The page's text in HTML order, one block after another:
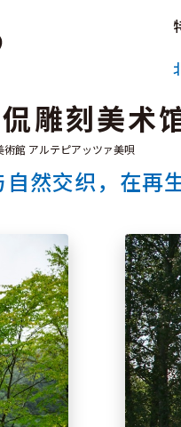
Hokkaido Official Tourism
雕刻美
自然交织，在再